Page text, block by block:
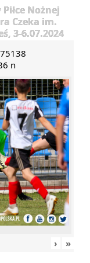
Nożnej
Czeka im.
3-6.07.2024
n
› »